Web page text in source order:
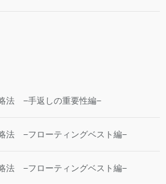
法 −手返しの重要性編−
法 −フローティングベスト編−
法 −フローティングベスト編−